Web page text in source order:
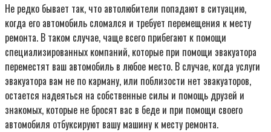
Не редко бывает так, что автолюбители попадают в ситуацию,
когда его автомобиль сломался и требует перемещения к месту
ремонта. В таком случае, чаще всего прибегают к помощи
специализированных компаний, которые при помощи эвакуатора
переместят ваш автомобиль в любое место. В случае, когда услуги
эвакуатора вам не по карману, или поблизости нет эвакуаторов,
остается надеяться на собственные силы и помощь друзей и
знакомых, которые не бросят вас в беде и при помощи своего
автомобиля отбуксируют вашу машину к месту ремонта.